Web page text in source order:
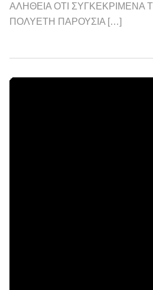
ΑΛΗΘΕΙΑ ΟΤΙ ΣΥΓΚΕΚΡΙΜΕΝΑ
ΠΟΛΥΕΤΗ ΠΑΡΟΥΣΙΑ […]